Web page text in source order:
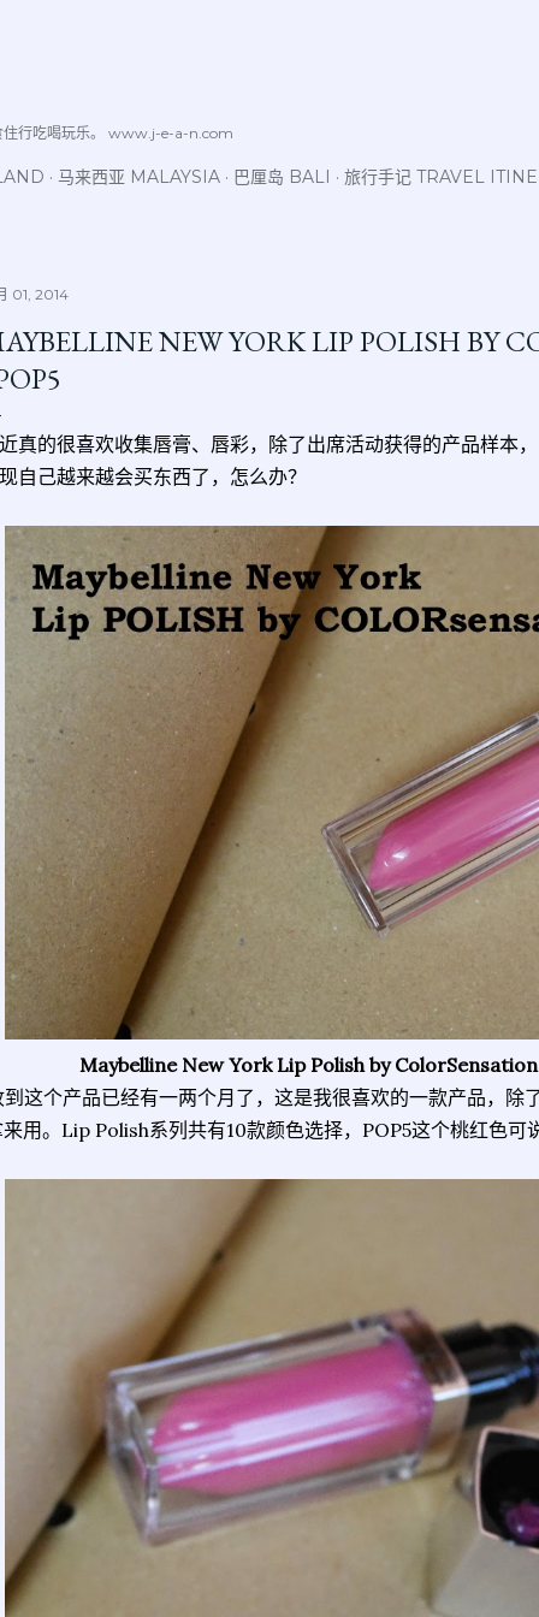
住行吃喝玩乐。 www.j-e-a-n.com
马来西亚 MALAYSIA 巴厘岛 BALI 旅行手记 TRAVEL
01, 2014
NEW YORK LIP POLISH BY
真的很喜欢收集唇膏、唇彩，除了出席活动获得的产品样本
自己越来越会买东西了，怎么办？
Maybelline New York Lip Polish by
到这个产品已经有一两个月了，这是我很喜欢的一款产品，除
用。Lip Polish系列共有10款颜色选择，POP5这个桃红色可